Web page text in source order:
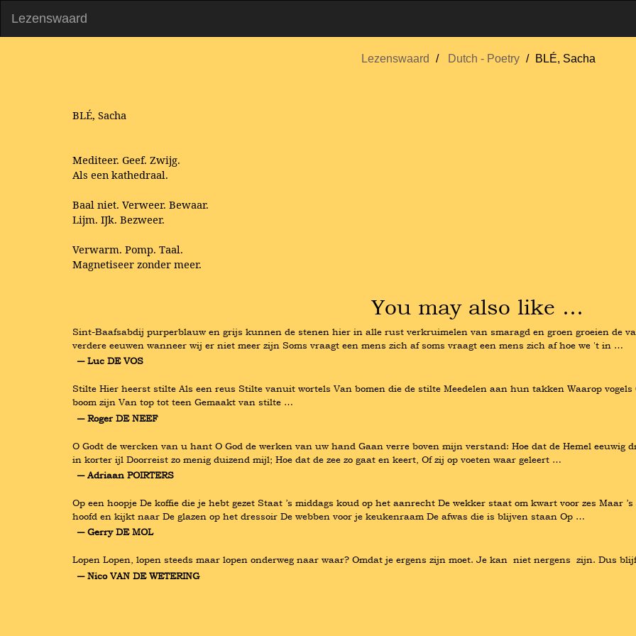
Lezenswaard
Lezenswaard Dutch - Poetry BLÉ, Sacha
BLÉ, Sacha
Mediteer. Geef. Zwijg.
Als een kathedraal.
Baal niet. Verweer. Bewaar.
Lijm. IJk. Bezweer.
Verwarm. Pomp. Taal.
Magnetiseer zonder meer.
You may also like …
Sint-Baafsabdij purperblauw en grijs kunnen de stenen hier in alle rust verkruimelen van smaragd en groen groeien de
verdere eeuwen wanneer wij er niet meer zijn Soms vraagt een mens zich af soms vraagt een mens zich af hoe we 't in …
― Luc DE VOS
Stilte Hier heerst stilte Als een reus Stilte vanuit wortels Van bomen die de stilte Meedelen aan hun takken Waarop
boom zijn Van top tot teen Gemaakt van stilte …
― Roger DE NEEF
O Godt de wercken van u hant O God de werken van uw hand Gaan verre boven mijn verstand: Hoe dat de Hemel eeuwig
in korter ijl Doorreist zo menig duizend mijl; Hoe dat de zee zo gaat en keert, Of zij op voeten waar geleert …
― Adriaan POIRTERS
Op een hoopje De koffie die je hebt gezet Staat ’s middags koud op het aanrecht De wekker staat om kwart voor zes Maar
hoofd en kijkt naar De glazen op het dressoir De webben voor je keukenraam De afwas die is blijven staan Op …
― Gerry DE MOL
Lopen Lopen, lopen steeds maar lopen onderweg naar waar? Omdat je ergens zijn moet. Je kan  niet nergens  zijn. Dus
― Nico VAN DE WETERING